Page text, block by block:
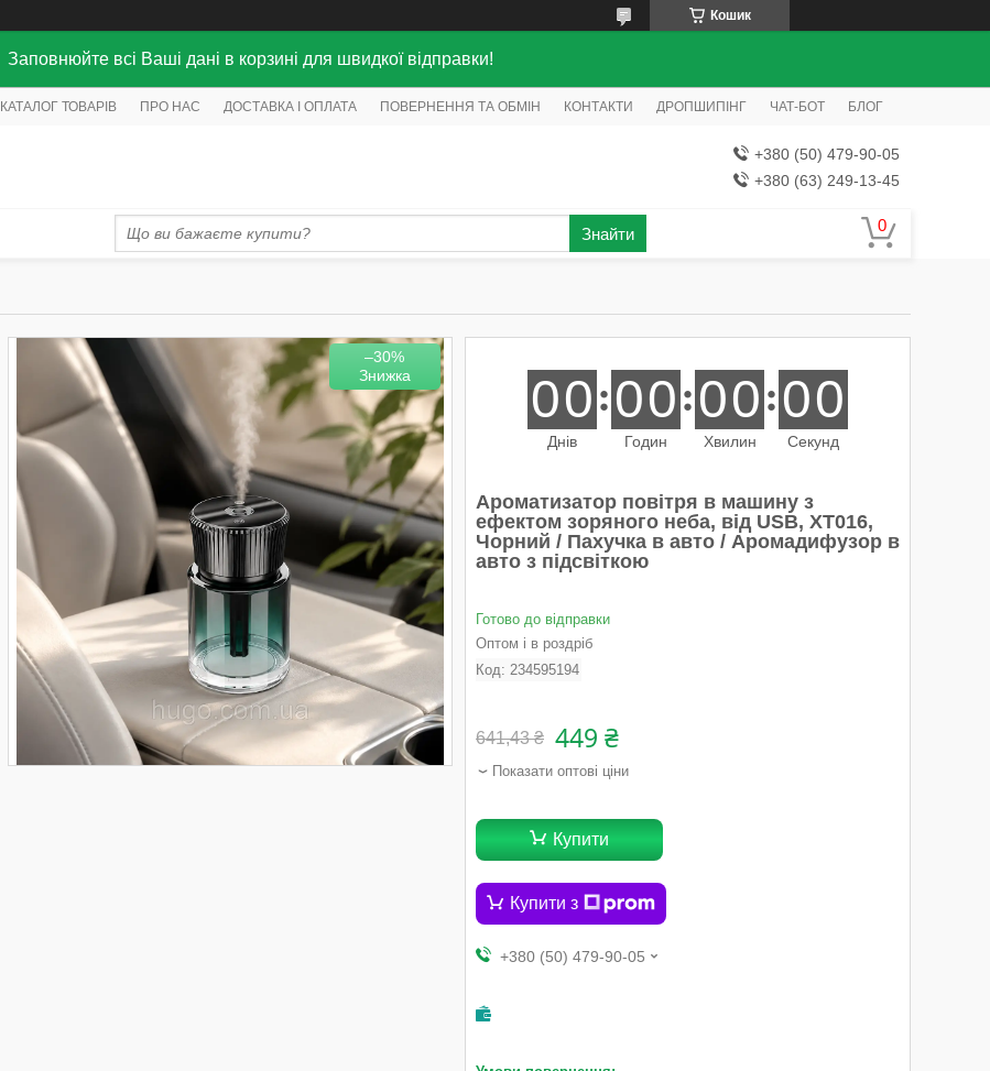
Кошик
Заповнюйте всі Ваші дані в корзині для швидкої відправки!
КАТАЛОГ ТОВАРІВ ПРО НАС ДОСТАВКА І ОПЛАТА ПОВЕРНЕННЯ ТА ОБМІН КОНТАКТИ ДРОПШИПІНГ ЧАТ-БОТ БЛОГ
+380 (50) 479-90-05
+380 (63) 249-13-45
Знайти
–30%
00
Днів
00
Годин
00
Хвилин
00
Секунд
Ароматизатор повітря в машину з
ефектом зоряного неба, від USВ, XT016,
Чорний / Пахучка в авто / Аромадифузор в
авто з підсвіткою
Готово до відправки
Оптом і в роздріб
Код: 234595194
641,43 ₴ 449 ₴
Показати оптові ціни
Купити
Купити з
+380 (50) 479-90-05